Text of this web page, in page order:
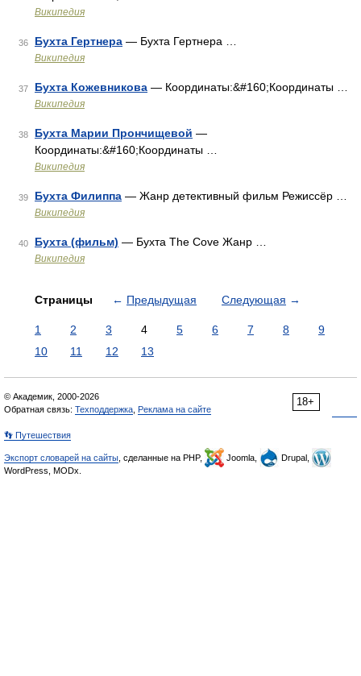
Википедия
36 Бухта Гертнера — Бухта Гертнера …
Википедия
37 Бухта Кожевникова — Координаты:&#160;Координаты …
Википедия
38 Бухта Марии Прончищевой —
Координаты:&#160;Координаты …
Википедия
39 Бухта Филиппа — Жанр детективный фильм Режиссёр …
Википедия
40 Бухта (фильм) — Бухта The Cove Жанр …
Википедия
Страницы ← Предыдущая Следующая →
1 2 3 4 5 6 7 8
9
10
11 12 13
18+
© Академик, 2000-2026
Обратная связь: Техподдержка Реклама на сайте
👣 Путешествия
Экспорт словарей на сайты , сделанные на PHP, Joomla,
Drupal,
WordPress, MODx.